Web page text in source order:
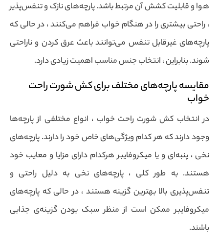
هوا و قابلیت کشش آن مرتبط باشد. پارچه‌های نازک و تنفس‌پذیر
، راحتی بیشتری را در هنگام خواب فراهم می‌کنند ، در حالی که
پارچه‌های غیرقابل تنفس می‌توانند باعث عرق کردن و ناراحتی
شوند. بنابراین ، انتخاب جنس مناسب اهمیت زیادی دارد.
مقایسه پارچه‌های مختلف برای کش شورت راحت
خواب
در انتخاب کش شورت راحت خواب ، انواع مختلفی از پارچه‌ها
وجود دارند که هر کدام ویژگی‌های خاص خود را دارند. پارچه‌های
نخی ، پنبه‌ای و یا میکروفایبر هرکدام دارای مزایا و معایب خود
هستند. به طور کلی ، پارچه‌های نخی به دلیل راحتی و
تنفس‌پذیری بالا بهترین گزینه هستند ، در حالی که پارچه‌های
میکروفایبر ممکن است از منظر سبک بودن گزینه‌ی جذابی
باشند.